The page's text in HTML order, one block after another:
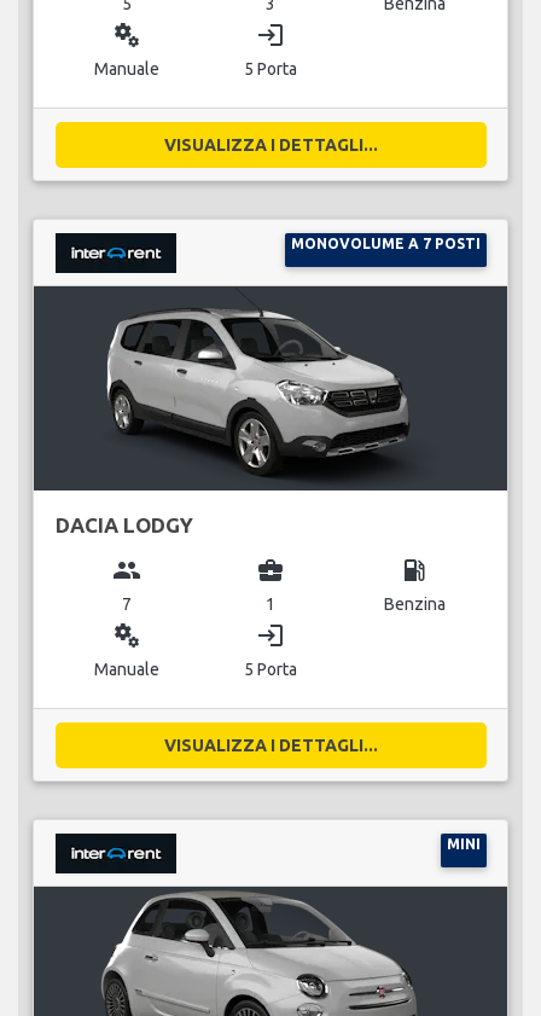
miscellaneous_services
Manuale
login
5 Porta
VISUALIZZA I DETTAGLI...
MONOVOLUME A 7 POSTI
DACIA LODGY
group
7
business_center
1
local_gas_station
Benzina
miscellaneous_services
Manuale
login
5 Porta
VISUALIZZA I DETTAGLI...
MINI